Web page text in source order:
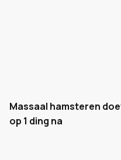
Massaal hamsteren
op 1 ding na